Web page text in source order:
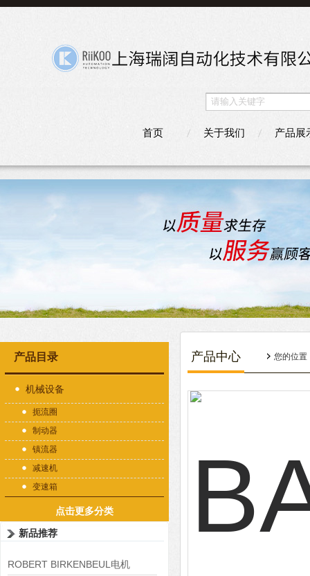
首页 关于我们 产品展
产品目录
机械设备
扼流圈
制动器
镇流器
减速机
变速箱
点击更多分类
新品推荐
ROBERT BIRKENBEUL电机
产品中心 您的位置